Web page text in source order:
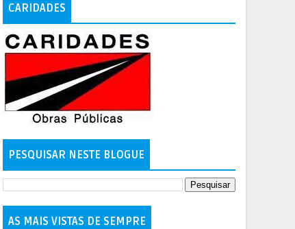
CARIDADES
PESQUISAR NESTE BLOGUE
AS MAIS VISTAS DE SEMPRE